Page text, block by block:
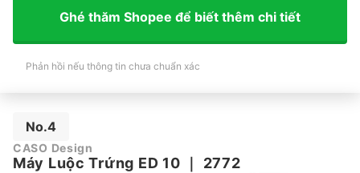
Ghé thăm Shopee để biết thêm chi tiết
Phản hồi nếu thông tin chưa chuẩn xác
No.4
CASO Design
Máy Luộc Trứng ED 10 2772